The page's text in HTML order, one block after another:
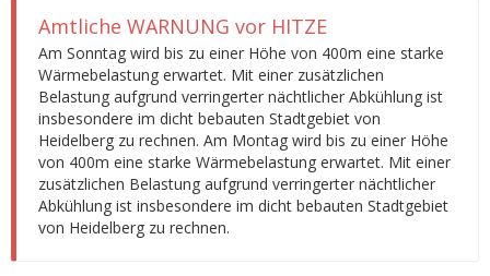
Amtliche WARNUNG vor HITZE
Am Sonntag wird bis zu einer Höhe von 400m eine starke
Wärmebelastung erwartet. Mit einer zusätzlichen
Belastung aufgrund verringerter nächtlicher Abkühlung ist
insbesondere im dicht bebauten Stadtgebiet von
Heidelberg zu rechnen. Am Montag wird bis zu einer Höhe
von 400m eine starke Wärmebelastung erwartet. Mit einer
zusätzlichen Belastung aufgrund verringerter nächtlicher
Abkühlung ist insbesondere im dicht bebauten Stadtgebiet
von Heidelberg zu rechnen.